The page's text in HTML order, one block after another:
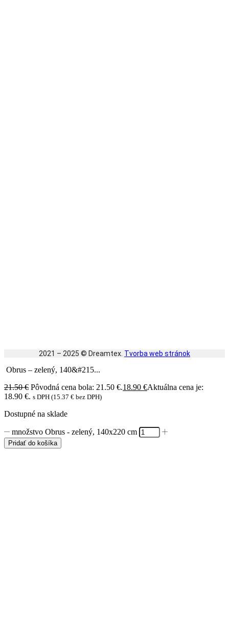
2021 – 2025 © Dreamtex. Tvorba web stránok
Obrus – zelený, 140&#215...
21.50€ Pôvodná cena bola: 21.50 €.18.90 €Aktuálna cena je:
18.90 €. s DPH (15.37 € bez DPH)
Dostupné na sklade
množstvo Obrus - zelený, 140x220 cm
Pridať do košíka